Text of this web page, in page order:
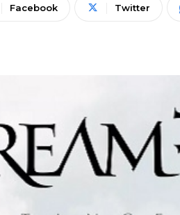
Facebook Twitter